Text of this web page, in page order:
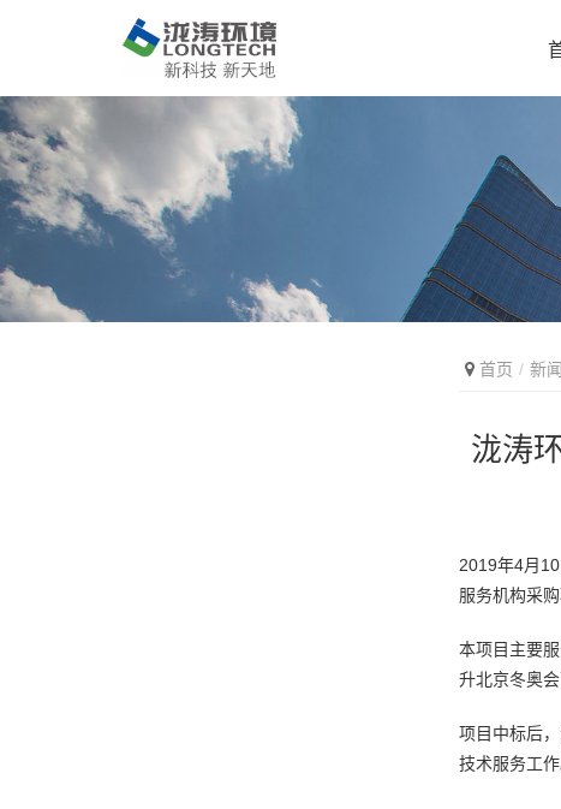
首页 新
泷涛
2019年4月
服务机构采
本项目主要
升北京冬奥
项目中标后
技术服务工